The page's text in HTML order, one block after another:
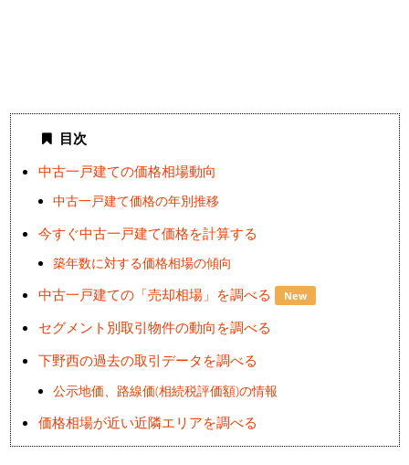
目次
中古一戸建ての価格相場動向
中古一戸建て価格の年別推移
今すぐ中古一戸建て価格を計算する
築年数に対する価格相場の傾向
中古一戸建ての「売却相場」を調べる New
セグメント別取引物件の動向を調べる
下野西の過去の取引データを調べる
公示地価、路線価(相続税評価額)の情報
価格相場が近い近隣エリアを調べる